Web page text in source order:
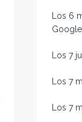
Los 6
Los 7
Los 7
Los 7